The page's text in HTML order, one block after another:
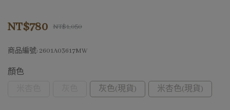
NT$780 NT$1,050
商品編號: 2601A03617MW
顏色
灰色(現貨) 米杏色(現貨)